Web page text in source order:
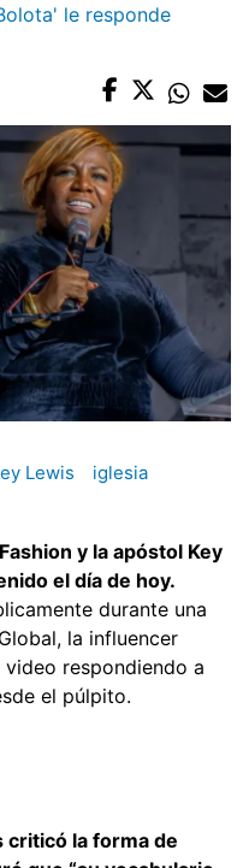
le responde
Lewis
iglesia
y la apóstol Key
el día de hoy.
durante una
la influencer
respondiendo a
el púlpito.
criticó la forma de